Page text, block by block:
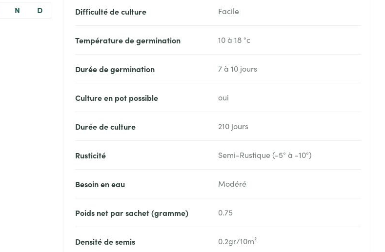
N D Difficulté de culture Facile
Température de germination 10 à 18 °c
Durée de germination 7 à 10 jours
Culture en pot possible oui
Durée de culture 210 jours
Rusticité Semi-Rustique (-5° à -10°)
Besoin en eau Modéré
Poids net par sachet (gramme) 0.75
Densité de semis 0.2gr/10m²